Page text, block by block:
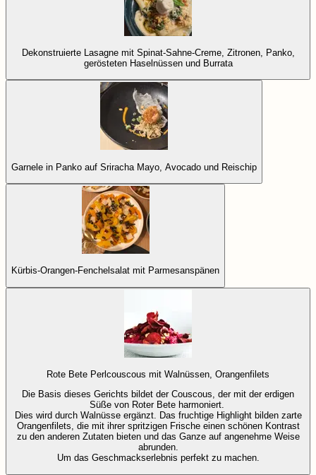
Dekonstruierte Lasagne mit Spinat-Sahne-Creme, Zitronen, Panko,
gerösteten Haselnüssen und Burrata
Garnele in Panko auf Sriracha Mayo, Avocado und Reischip
Kürbis-Orangen-Fenchelsalat mit Parmesanspänen
Rote Bete Perlcouscous mit Walnüssen, Orangenfilets
Die Basis dieses Gerichts bildet der Couscous, der mit der erdigen
Süße von Roter Bete harmoniert.
Dies wird durch Walnüsse ergänzt. Das fruchtige Highlight bilden zarte
Orangenfilets, die mit ihrer spritzigen Frische einen schönen Kontrast
zu den anderen Zutaten bieten und das Ganze auf angenehme Weise
abrunden.
Um das Geschmackserlebnis perfekt zu machen.